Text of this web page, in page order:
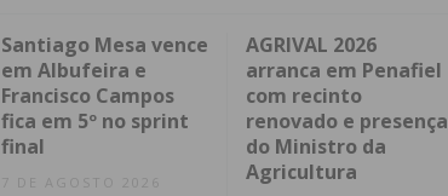
Santiago Mesa vence
em Albufeira e
Francisco Campos
fica em 5º no sprint
final
7 DE AGOSTO 2026
AGRIVAL 2026
arranca em Penafiel
com recinto
renovado e presença
do Ministro da
Agricultura